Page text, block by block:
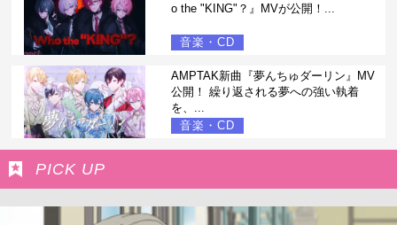
o the "KING"？』MVが公開！...
音楽・CD
AMPTAK新曲『夢んちゅダーリン』MV
公開！ 繰り返される夢への強い執着
を、...
音楽・CD
PICK UP